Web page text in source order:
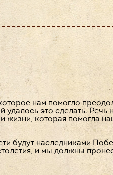
нам помогло
это сделать. Речь
жизни, которая помогла
будут наследниками
и мы должны